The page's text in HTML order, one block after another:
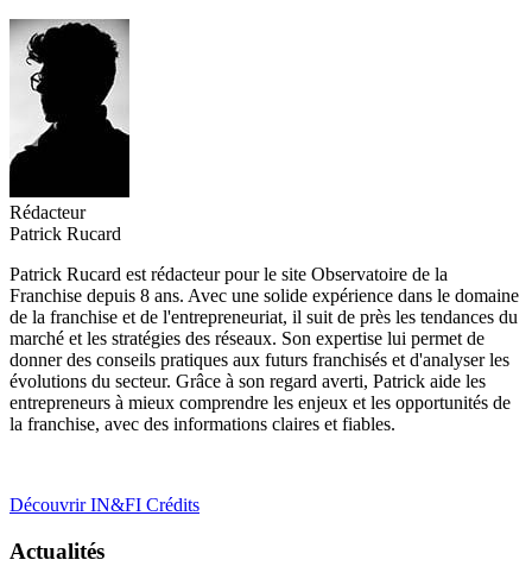
Rédacteur
Patrick Rucard
Patrick Rucard est rédacteur pour le site Observatoire de la
Franchise depuis 8 ans. Avec une solide expérience dans le domaine
de la franchise et de l'entrepreneuriat, il suit de près les tendances du
marché et les stratégies des réseaux. Son expertise lui permet de
donner des conseils pratiques aux futurs franchisés et d'analyser les
évolutions du secteur. Grâce à son regard averti, Patrick aide les
entrepreneurs à mieux comprendre les enjeux et les opportunités de
la franchise, avec des informations claires et fiables.
Découvrir IN&FI Crédits
Actualités